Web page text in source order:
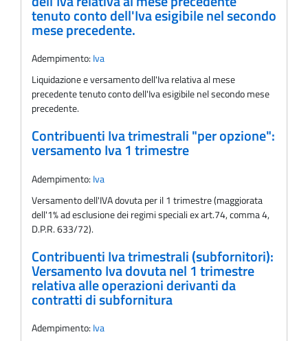
tenuto conto dell'Iva esigibile nel secondo
mese precedente.
Adempimento: Iva
Liquidazione e versamento dell'Iva relativa al mese
precedente tenuto conto dell'Iva esigibile nel secondo mese
precedente.
Contribuenti Iva trimestrali "per opzione":
versamento Iva 1 trimestre
Adempimento: Iva
Versamento dell'IVA dovuta per il 1 trimestre (maggiorata
dell'1% ad esclusione dei regimi speciali ex art.74, comma 4,
D.P.R. 633/72).
Contribuenti Iva trimestrali (subfornitori):
Versamento Iva dovuta nel 1 trimestre
relativa alle operazioni derivanti da
contratti di subfornitura
Adempimento: Iva